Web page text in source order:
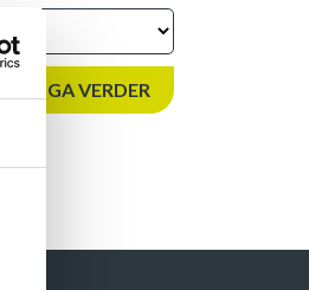
GA VERDER